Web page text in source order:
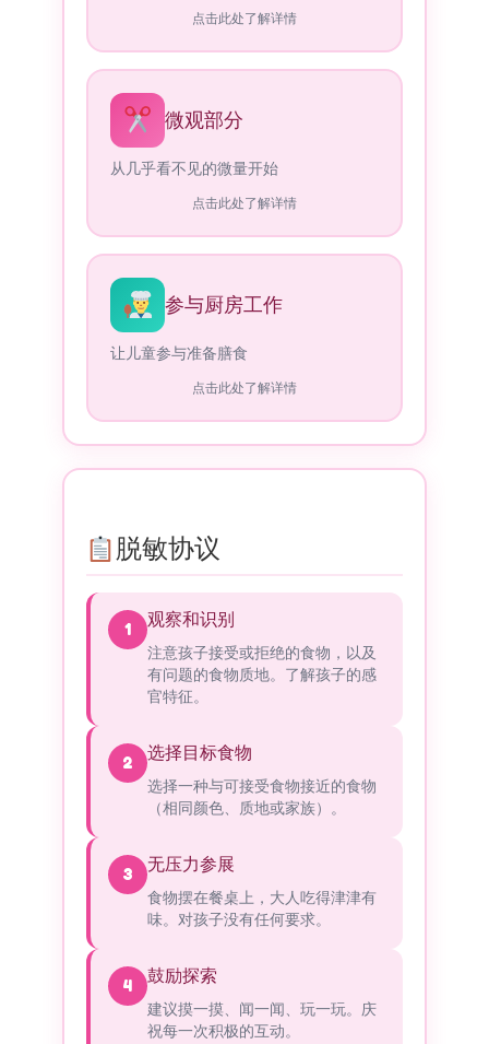
点击此处了解详情
微观部分
从几乎看不见的微量开始
点击此处了解详情
参与厨房工作
让儿童参与准备膳食
点击此处了解详情
脱敏协议
1 观察和识别
注意孩子接受或拒绝的食物，以及
有问题的食物质地。了解孩子的感
官特征。
2 选择目标食物
选择一种与可接受食物接近的食物
（相同颜色、质地或家族）。
3 无压力参展
食物摆在餐桌上，大人吃得津津有
味。对孩子没有任何要求。
4 鼓励探索
建议摸一摸、闻一闻、玩一玩。庆
祝每一次积极的互动。